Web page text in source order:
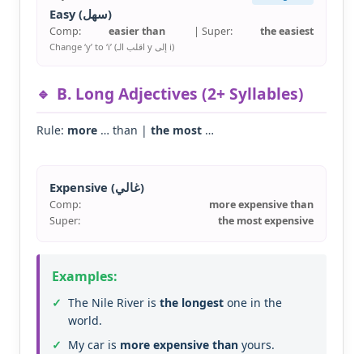
Easy (سهل)
Comp: easier than | Super: the easiest
Change ‘y’ to ‘i’ (اقلب الـ y إلى i)
B. Long Adjectives (2+ Syllables)
Rule: more … than | the most …
Expensive (غالي)
Comp:
more expensive than
Super:
the most expensive
Examples:
The Nile River is the longest one in the
world.
My car is more expensive than yours.